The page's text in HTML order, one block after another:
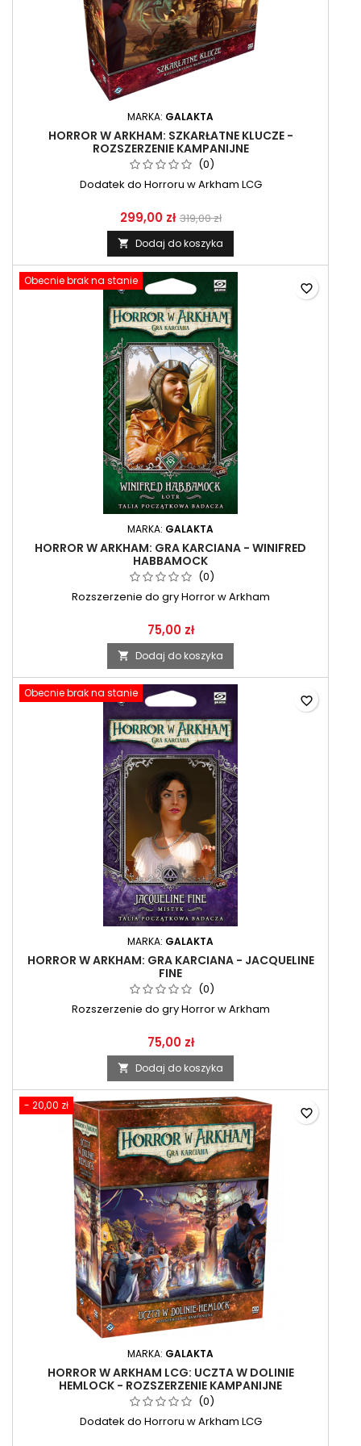
MARKA: GALAKTA
HORROR W ARKHAM: SZKARŁATNE KLUCZE -
ROZSZERZENIE KAMPANIJNE
(0)
Dodatek do Horroru w Arkham LCG
299,00 zł 319,00 zł
 Dodaj do koszyka
Obecnie brak na stanie
MARKA: GALAKTA
HORROR W ARKHAM: GRA KARCIANA - WINIFRED
HABBAMOCK
(0)
Rozszerzenie do gry Horror w Arkham
75,00 zł
 Dodaj do koszyka
favorite_border
Obecnie brak na stanie
MARKA: GALAKTA
HORROR W ARKHAM: GRA KARCIANA - JACQUELINE
FINE
(0)
Rozszerzenie do gry Horror w Arkham
75,00 zł
 Dodaj do koszyka
favorite_border
- 20,00 zł
MARKA: GALAKTA
HORROR W ARKHAM LCG: UCZTA W DOLINIE
HEMLOCK - ROZSZERZENIE KAMPANIJNE
(0)
Dodatek do Horroru w Arkham LCG
favorite_border